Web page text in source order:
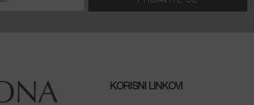
KORISNI LINKOVI